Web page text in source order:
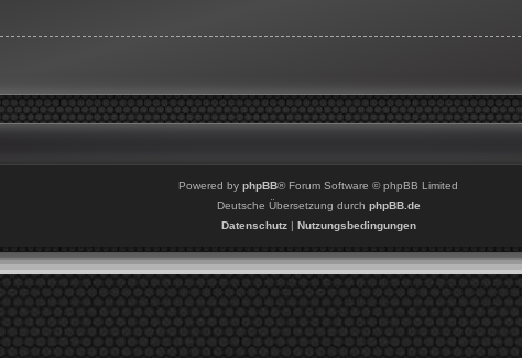
Powered by phpBB® Forum Software © phpBB Limited
Deutsche Übersetzung durch phpBB.de
Datenschutz| Nutzungsbedingungen